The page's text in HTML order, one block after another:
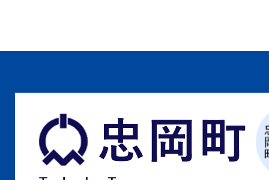
忠
岡
町